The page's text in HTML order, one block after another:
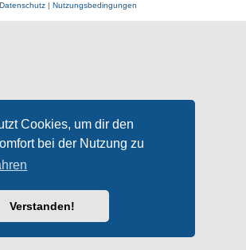
Cookies, um dir den
bei der Nutzung zu
Verstanden!
Datenschutz| Nutzungsbedingungen